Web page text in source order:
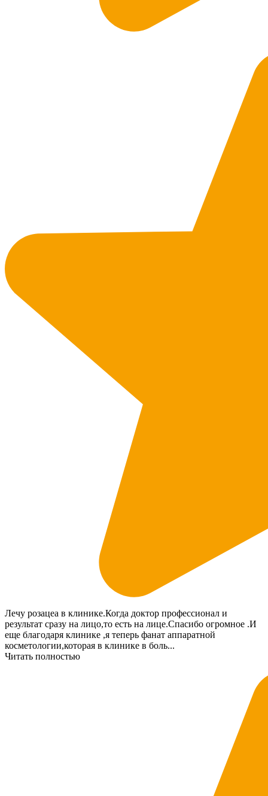
Лечу розацеа в клинике.Когда доктор профессионал и
результат сразу на лицо,то есть на лице.Спасибо огромное .И
еще благодаря клинике ,я теперь фанат аппаратной
косметологии,которая в клинике в боль...
Читать полностью